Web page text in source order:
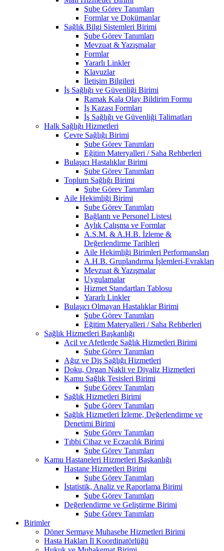
Şube Görev Tanımları
Formlar ve Dokümanlar
Sağlık Bilgi Sistemleri Birimi
Şube Görev Tanımları
Mevzuat & Yazışmalar
Formlar
Yararlı Linkler
Klavuzlar
İletişim Bilgileri
İş Sağlığı ve Güvenliği Birimi
Ramak Kala Olay Bildirim Formu
İş Kazası Formları
İş Sağlığı ve Güvenliği Talimatları
Halk Sağlığı Hizmetleri
Çevre Sağlığı Birimi
Şube Görev Tanımları
Eğitim Materyalleri / Saha Rehberleri
Bulaşıcı Hastalıklar Birimi
Şube Görev Tanımları
Toplum Sağlığı Birimi
Şube Görev Tanımları
Aile Hekimliği Birimi
Şube Görev Tanımları
Bağlantı ve Personel Listesi
Aylık Çalışma ve Formlar
A.S.M. & A.H.B. İzleme &
Değerlendirme Tarihleri
Aile Hekimliği Birimleri Performansları
A.H.B. Gruplandırma İşlemleri-Evrakları
Mevzuat & Yazışmalar
Uygulamalar
Hizmet Standartları Tablosu
Yararlı Linkler
Bulaşıcı Olmayan Hastalıklar Birimi
Şube Görev Tanımları
Eğitim Materyalleri / Saha Rehberleri
Sağlık Hizmetleri Başkanlığı
Acil ve Afetlerde Sağlık Hizmetleri Birimi
Şube Görev Tanımları
Ağız ve Diş Sağlığı Hizmetleri
Doku, Organ Nakli ve Diyaliz Hizmetleri
Kamu Sağlık Tesisleri Birimi
Şube Görev Tanımları
Sağlık Hizmetleri Birimi
Şube Görev Tanımları
Sağlık Hizmetleri İzleme, Değerlendirme ve
Denetimi Birimi
Şube Görev Tanımları
Tıbbi Cihaz ve Eczacılık Birimi
Şube Görev Tanımları
Kamu Hastaneleri Hizmetleri Başkanlığı
Hastane Hizmetleri Birimi
Şube Görev Tanımları
İstatistik, Analiz ve Raporlama Birimi
Şube Görev Tanımları
Değerlendirme ve Geliştirme Birimi
Şube Görev Tanımları
Birimler
Döner Sermaye Muhasebe Hizmetleri Birimi
Hasta Hakları İl Koordinatörlüğü